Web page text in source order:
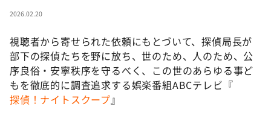
これ余談なんですけど・・・
て真剣です
探偵！ナイトスクープ
news おかえり
河合＆A.B.C-Z塚田×福井アナ「なんでやねん！？」
（news おかえり）
2026.02.20
視聴者から寄せられた依頼にもとづいて、探偵局長が
部下の探偵たちを野に放ち、世のため、人のため、公
序良俗・安寧秩序を守るべく、この世のあらゆる事ど
もを徹底的に調査追求する娯楽番組ABCテレビ『
探偵！ナイトスクープ』